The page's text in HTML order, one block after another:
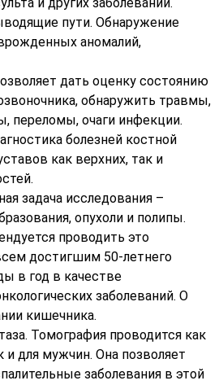
пути. Обнаружение
аномалий,
дать оценку состоянию
обнаружить травмы,
переломы, очаги инфекции.
болезней костной
как верхних, так и
задача исследования –
опухоли и полипы.
проводить это
достигшим 50-летнего
в год в качестве
заболеваний. О
кишечника.
Томография проводится как
и для мужчин. Она позволяет
заболевания в этой